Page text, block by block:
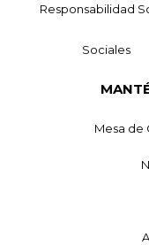
Responsabilidad
Sociales
Mesa de